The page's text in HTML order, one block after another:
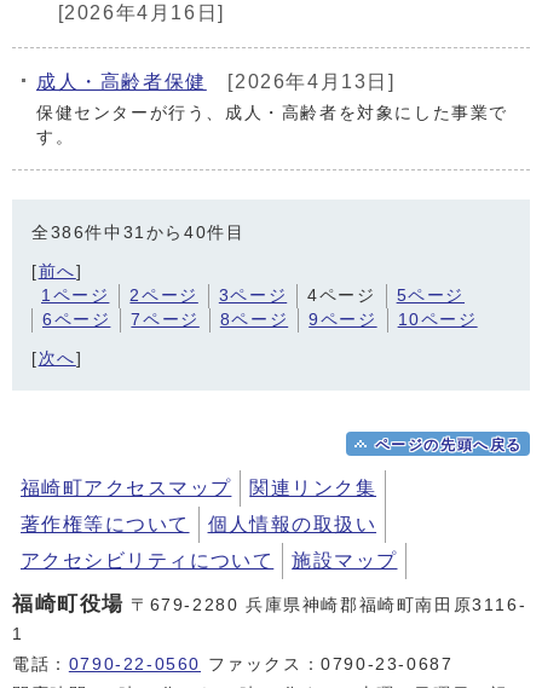
[2026年4月16日]
成人・高齢者保健 [2026年4月13日]
保健センターが行う、成人・高齢者を対象にした事業で
す。
全386件中31から40件目
[前へ]
1ページ
2ページ 3ページ 4ページ
5ページ
6ページ
7ページ 8ページ 9ページ 10ページ
[ 次へ]
ページの先頭へ戻る
福崎町アクセスマップ
関連リンク集
著作権等について
個人情報の取扱い
アクセシビリティについて
施設マップ
福崎町役場 〒679-2280 兵庫県神崎郡福崎町南田原3116-
1
電話： 0790-22-0560 ファックス：0790-23-0687